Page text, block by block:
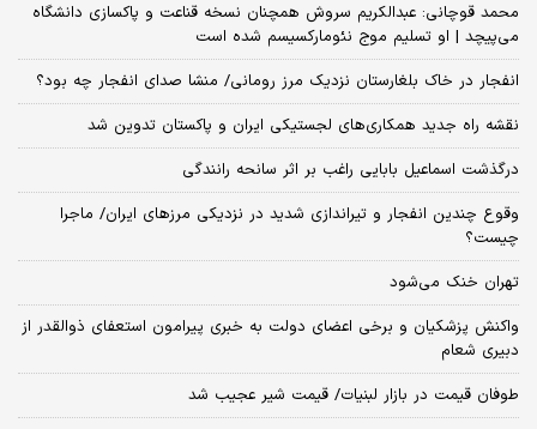
محمد قوچانی: عبدالکریم سروش همچنان نسخه قناعت و پاکسازی دانشگاه
می‌پیچد | او تسلیم موج نئومارکسیسم شده است
انفجار در خاک بلغارستان نزدیک مرز رومانی/ منشا صدای انفجار چه بود؟
نقشه راه جدید همکاری‌های لجستیکی ایران و پاکستان تدوین شد
درگذشت اسماعیل بابایی راغب بر اثر سانحه رانندگی
وقوع چندین انفجار و تیراندازی شدید در نزدیکی مرز‌های ایران/ ماجرا
چیست؟
تهران خنک می‌شود
واکنش پزشکیان و برخی اعضای دولت به خبری پیرامون استعفای ذوالقدر از
دبیری شعام
طوفان قیمت در بازار لبنیات/ قیمت شیر عجیب شد